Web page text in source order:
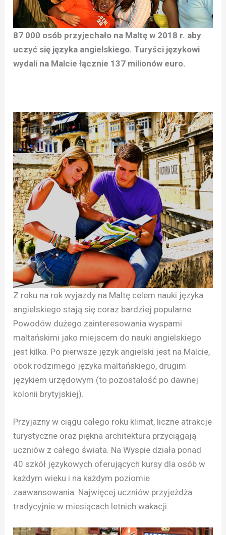
87 000 osób przyjechało na Maltę w 2018 r. aby
uczyć się języka angielskiego. Turyści językowi
wydali na Malcie łącznie 137 milionów euro.
Z roku na rok wyjazdy na Maltę celem nauki języka
angielskiego stają się coraz bardziej popularne.
Powodów dużego zainteresowania wyspami
maltańskimi jako miejscem do nauki angielskiego
jest kilka. Po pierwsze język angielski jest na Malcie,
obok rodzimego języka maltańskiego, drugim
językiem urzędowym (to pozostałość po dawnej
kolonii brytyjskiej).
Przyjazny w ciągu całego roku klimat, liczne atrakcje
turystyczne oraz piękna architektura przyciągają
uczniów z całego świata. Na Wyspie działa ponad
40 szkół językowych oferujących kursy dla osób w
każdym wieku i na każdym poziomie
zaawansowania. Najwięcej uczniów przyjeżdża
tradycyjnie w miesiącach letnich wakacji.